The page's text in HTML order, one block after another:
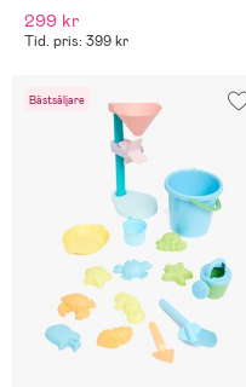
299 kr
Tid. pris: 399 kr
Bästsäljare